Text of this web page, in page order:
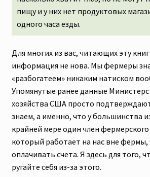
пищу и у них нет продуктовых
одного часа езды.
Для многих из вас, читающих эту
информация не нова. Мы фермеры
«разбогатеем» никаким натиском
Упомянутые ранее данные
хозяйства США просто
знаем, а именно, что у большинства
крайней мере один член
который работает на нас вне
оплачивать счета. Я здесь для того,
ругайте себя из-за этого.